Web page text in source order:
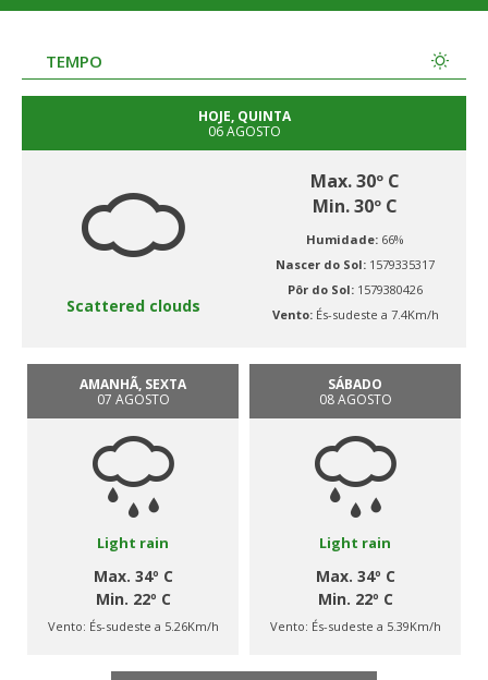
TEMPO
HOJE, QUINTA
06 AGOSTO
Scattered clouds
Max. 30º C
Min. 30º C
Humidade: 66%
Nascer do Sol: 1579335317
Pôr do Sol: 1579380426
Vento: És-sudeste a 7.4Km/h
AMANHÃ, SEXTA
07 AGOSTO
Light rain
Max. 34º C
Min. 22º C
Vento: És-sudeste a 5.26Km/h
SÁBADO
08 AGOSTO
Light rain
Max. 34º C
Min. 22º C
Vento: És-sudeste a 5.39Km/h